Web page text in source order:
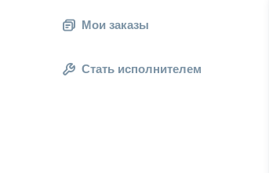
Мои заказы
Стать исполнителем